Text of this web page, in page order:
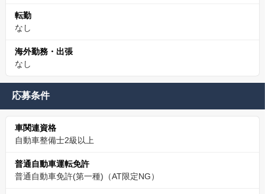
転勤
なし
海外勤務・出張
なし
応募条件
車関連資格
自動車整備士2級以上
普通自動車運転免許
普通自動車免許(第一種)（AT限定NG）